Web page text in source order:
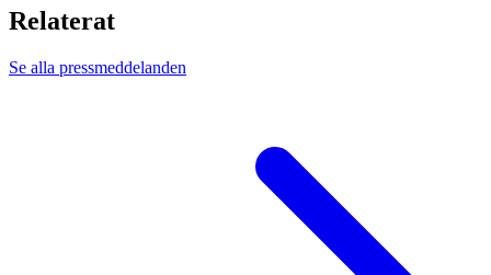
Relaterat
Se alla pressmeddelanden